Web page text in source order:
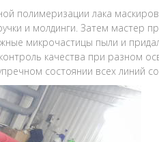
полимеризации лака
и молдинги. Затем мастер
микрочастицы пыли и
качества при разном
состоянии всех линий